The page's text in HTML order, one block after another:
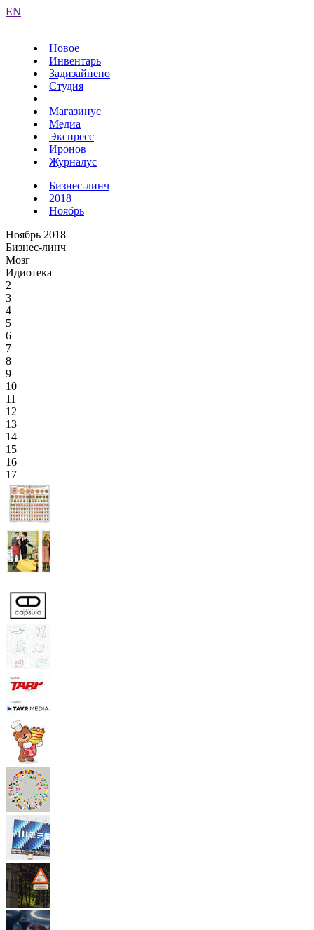
EN
Новое
Инвентарь
Задизайнено
Студия
Магазинус
Медиа
Экспресс
Иронов
Журналус
Бизнес-линч
2018
Ноябрь
Ноябрь 2018
Бизнес-линч
Мозг
Идиотека
2
3
4
5
6
7
8
9
10
11
12
13
14
15
16
17